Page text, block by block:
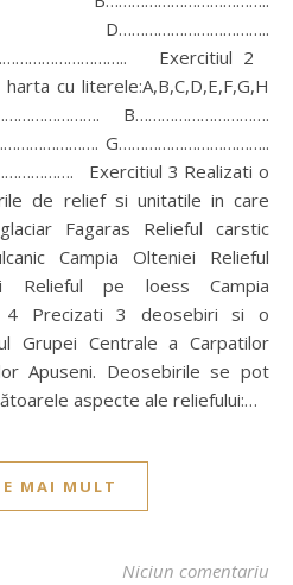
D……………………………..
Exercitiul 2
cu literele:A,B,C,D,E,F,G,H
B………………………….
G……………………………..
Exercitiul 3 Realizati o
de relief si unitatile in care
Fagaras Relieful carstic
Campia Olteniei Relieful
Relieful pe loess Campia
Precizati 3 deosebiri si o
Grupei Centrale a Carpatilor
Apuseni. Deosebirile se pot
aspecte ale reliefului:…
MAI MULT
Niciun comentariu